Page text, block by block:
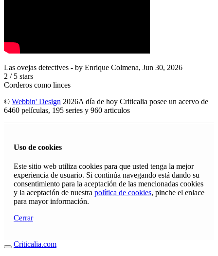
Las ovejas detectives - by Enrique Colmena, Jun 30, 2026
2 / 5 stars
Corderos como linces
© Webbin' Design 2026A día de hoy Criticalia posee un acervo de
6460 películas, 195 series y 960 articulos
Uso de cookies
Este sitio web utiliza cookies para que usted tenga la mejor
experiencia de usuario. Si continúa navegando está dando su
consentimiento para la aceptación de las mencionadas cookies
y la aceptación de nuestra política de cookies, pinche el enlace
para mayor información.
Cerrar
Criticalia.com